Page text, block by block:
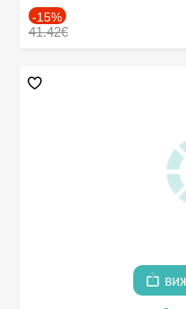
-15%
41.42€